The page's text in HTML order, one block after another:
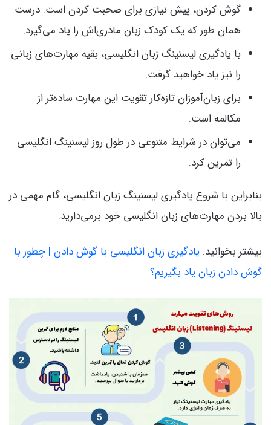
گوش کردن، پیش نیازی برای صحبت کردن است. درست
همان طور که یک کودک زبان مادری‌اش را یاد می‌گیرد.
با یادگیری لیسنینگ زبان انگلیسی، بقیه مهارت‌های زبانی
را نیز یاد خواهید گرفت.
برای زبان‌آموزان تازه‌کار تقویت این مهارت ساده‌تر از
مکالمه است.
می‌توان در شرایط متنوعی در طول روز لیسنینگ انگلیسی
را تمرین کرد.
بنابراین با شروع یادگیری لیسنینگ زبان انگلیسی، گام مهمی در
بالا بردن مهارت‌های زبان انگلیسی خود برمی‌دارید.
بیشتر بخوانید: یادگیری زبان انگلیسی با گوش دادن | چطور با
گوش دادن زبان یاد بگیریم؟